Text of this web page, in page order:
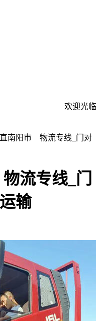
欢迎光临
南阳市 物流专线_门对
流专线_门
输